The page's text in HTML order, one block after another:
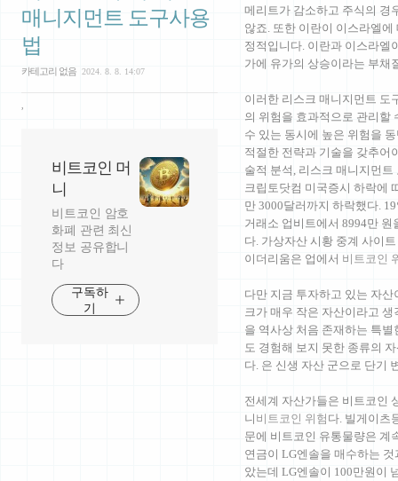
매니지먼트 도구사용
법
카테고리 없음 2024. 8. 8. 14:07
비트코인 머
니
비트코인 암호
화폐 관련 최신
정보 공유합니
다
구독하
기
메리트가 감소하고 주식의 경
않죠. 또한 이란이 이스라엘
정적입니다. 이란과 이스라엘
가에 유가의 상승이라는 부채
이러한 리스크 매니지먼트 도
의 위험을 효과적으로 관리할
수 있는 동시에 높은 위험을
적절한 전략과 기술을 갖추어
술적 분석, 리스크 매니지먼트
크립토닷컴 미국증시 하락에
만 3000달러까지 하락했다.
거래소 업비트에서 8994만
다. 가상자산 시황 중계 사이
이더리움은 업에서 비트코인
다만 지금 투자하고 있는 자
크가 매우 작은 자산이라고
을 역사상 처음 존재하는 특
도 경험해 보지 못한 종류의
다. 은 신생 자산 군으로 단기
전세계 자산가들은 비트코인
니 비트코인 위험 다. 빌게이츠
문에 비트코인 유통물량은 계
연금이 LG엔솔을 매수하는
았는데 LG엔솔이 100만원이